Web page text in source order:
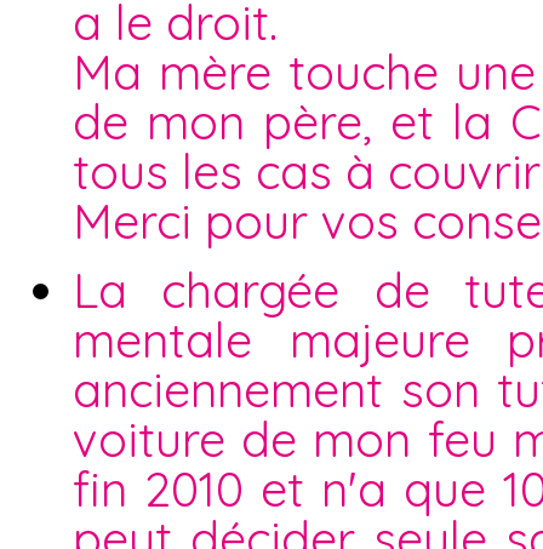
a le droit.
Ma mère touche
de mon père, et la
tous les cas à
Merci pour vos
La chargée de
mentale majeure
anciennement son
voiture de mon feu
fin 2010 et n'a que